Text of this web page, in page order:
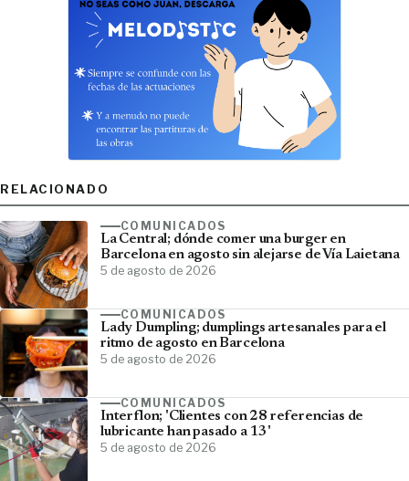
RELACIONADO
COMUNICADOS
La Central; dónde comer una burger en
Barcelona en agosto sin alejarse de Vía Laietana
5 de agosto de 2026
COMUNICADOS
Lady Dumpling; dumplings artesanales para el
ritmo de agosto en Barcelona
5 de agosto de 2026
COMUNICADOS
Interflon; 'Clientes con 28 referencias de
lubricante han pasado a 13'
5 de agosto de 2026